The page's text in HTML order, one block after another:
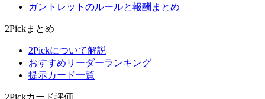
ガントレットのルールと報酬まとめ
2Pickまとめ
2Pickについて解説
おすすめリーダーランキング
提示カード一覧
2Pickカード評価